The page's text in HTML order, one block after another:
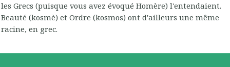
les Grecs (puisque vous avez évoqué Homère) l'entendaient.
Beauté (kosmè) et Ordre (kosmos) ont d'ailleurs une même
racine, en grec.